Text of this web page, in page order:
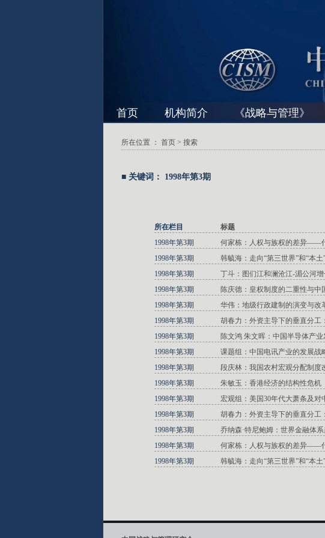
首页 机构简介 《战略与管理》
所在位置 ： 首页 > 搜索
■ 关键词： 1998年第3期
所在栏目 标题
1998年第3期
何家栋：人权与族权的差异——
1998年第3期
韩毓海：走向“第三世界”和“本土
1998年第3期
丁斗：图们江和澜沧江-湄公河
1998年第3期
陈庆德：皇权制度的二重性与中
1998年第3期
华伟：地级行政建制的演变与改
1998年第3期
胡春力：外资主导下的垂直分工
1998年第3期
陈文鸿 朱文晖：中国半导体产
1998年第3期
课题组：中国电讯产业的发展战
1998年第3期
段庆林：我国农村宏观分配制度
1998年第3期
朱敏玉：香港经济的结构性危机
1998年第3期
宏观组：美国30年代大萧条及
1998年第3期
胡春力：外资主导下的垂直分工
1998年第3期
乔纳森·特尼鲍姆：世界金融体
1998年第3期
何家栋：人权与族权的差异——
1998年第3期
韩毓海：走向“第三世界”和“本土